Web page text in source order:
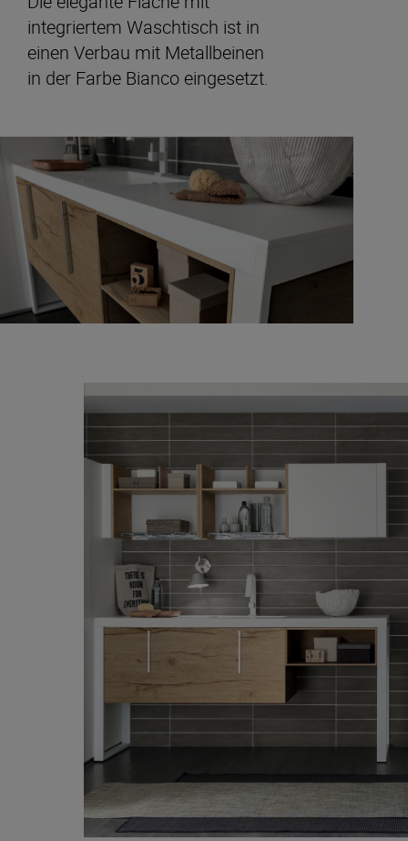
integriertem Waschtisch ist in
einen Verbau mit Metallbeinen
in der Farbe Bianco eingesetzt.